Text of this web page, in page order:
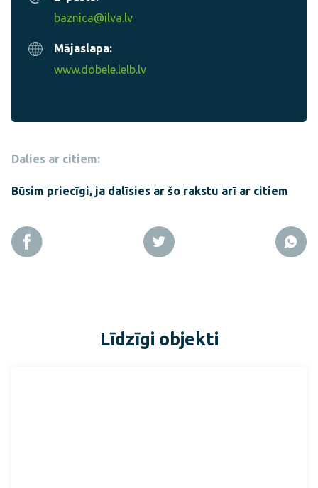
baznica@ilva.lv
Mājaslapa:
www.dobele.lelb.lv
Dalies ar citiem:
Būsim priecīgi, ja dalīsies ar šo rakstu arī ar citiem
Līdzīgi objekti